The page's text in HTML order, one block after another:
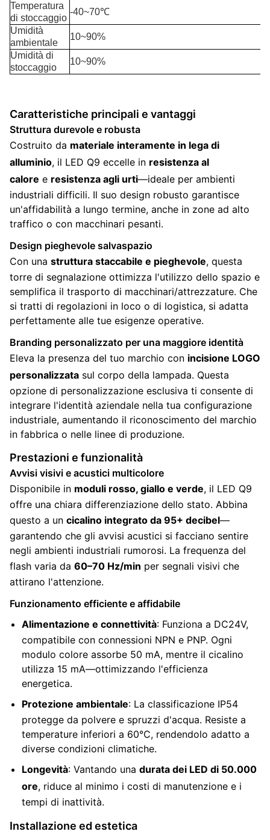
Temperatura
di stoccaggio
-40~70℃
Umidità
ambientale
10~90%
Umidità di
stoccaggio
10~90%
Caratteristiche principali e vantaggi
Struttura durevole e robusta
Costruito da materiale interamente in lega di
alluminio, il LED Q9 eccelle in resistenza al
calore e resistenza agli urti—ideale per ambienti
industriali difficili. Il suo design robusto garantisce
un'affidabilità a lungo termine, anche in zone ad alto
traffico o con macchinari pesanti.
Design pieghevole salvaspazio
Con una struttura staccabile e pieghevole, questa
torre di segnalazione ottimizza l'utilizzo dello spazio e
semplifica il trasporto di macchinari/attrezzature. Che
si tratti di regolazioni in loco o di logistica, si adatta
perfettamente alle tue esigenze operative.
Branding personalizzato per una maggiore identità
Eleva la presenza del tuo marchio con incisione LOGO
personalizzata sul corpo della lampada. Questa
opzione di personalizzazione esclusiva ti consente di
integrare l'identità aziendale nella tua configurazione
industriale, aumentando il riconoscimento del marchio
in fabbrica o nelle linee di produzione.
Prestazioni e funzionalità
Avvisi visivi e acustici multicolore
Disponibile in moduli rosso, giallo e verde, il LED Q9
offre una chiara differenziazione dello stato. Abbina
questo a un cicalino integrato da 95+ decibel—
garantendo che gli avvisi acustici si facciano sentire
negli ambienti industriali rumorosi. La frequenza del
flash varia da 60–70 Hz/min per segnali visivi che
attirano l'attenzione.
Funzionamento efficiente e affidabile
Alimentazione e connettività: Funziona a DC24V,
compatibile con connessioni NPN e PNP. Ogni
modulo colore assorbe 50 mA, mentre il cicalino
utilizza 15 mA—ottimizzando l'efficienza
energetica.
Protezione ambientale: La classificazione IP54
protegge da polvere e spruzzi d'acqua. Resiste a
temperature inferiori a 60°C, rendendolo adatto a
diverse condizioni climatiche.
Longevità: Vantando una durata dei LED di 50.000
ore, riduce al minimo i costi di manutenzione e i
tempi di inattività.
Installazione ed estetica